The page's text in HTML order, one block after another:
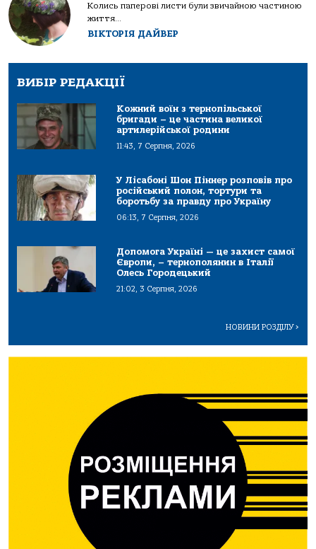
Колись паперові листи були звичайною частиною
життя...
ВІКТОРІЯ ДАЙВЕР
ВИБІР РЕДАКЦІЇ
Кожний воїн з тернопільської
бригади – це частина великої
артилерійської родини
11:43, 7 Серпня, 2026
У Лісабоні Шон Піннер розповів про
російський полон, тортури та
боротьбу за правду про Україну
06:13, 7 Серпня, 2026
Допомога Україні — це захист самої
Європи, – тернополянин в Італії
Олесь Городецький
21:02, 3 Серпня, 2026
НОВИНИ РОЗДІЛУ>